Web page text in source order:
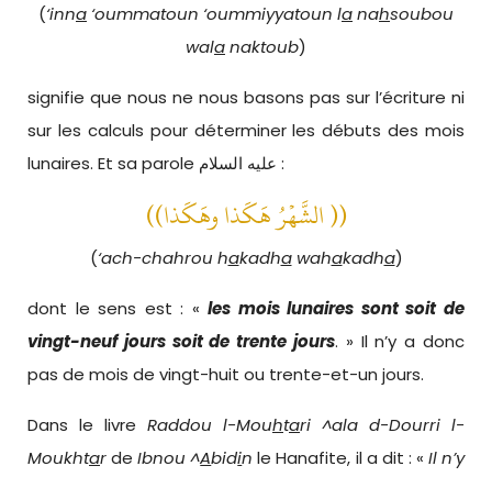
(‘inna ‘oummatoun ‘oummiyyatoun lanahsoubou
walanaktoub)
signifie que nous ne nous basons pas sur l’écriture ni
sur les calculs pour déterminer les débuts des mois
lunaires. Et sa parole عليه السلام :
((الشَّهْرُ هَكَذا وهَكَذا ))
(‘ach-chahrou hakadhawahakadha)
dont le sens est : «les mois lunaires sont soit de
vingt-neuf jours soit de trente jours. » Il n’y a donc
pas de mois de vingt-huit ou trente-et-un jours.
Dans le livre Raddou l-Mouhtari ^ala d-Dourri l-
MoukhtardeIbnou ^Abidin le Hanafite, il a dit : « Il n’y